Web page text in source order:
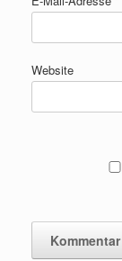
Website